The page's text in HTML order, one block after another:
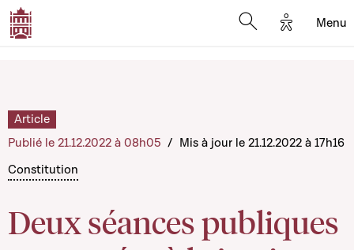
Options
Menu
Constitution
Deux séances publiques
Article
Publié le 21.12.2022 à 08h05 / Mis à jour le 21.12.2022 à 17h16